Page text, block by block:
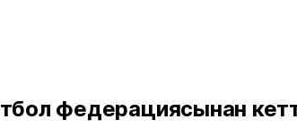
федерациясынан